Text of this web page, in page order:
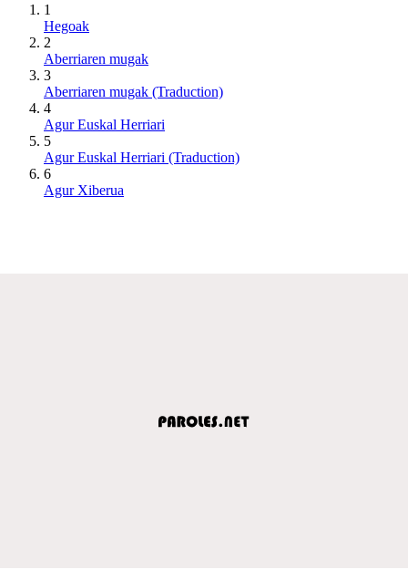
1
Hegoak
2
Aberriaren mugak
3
Aberriaren mugak (Traduction)
4
Agur Euskal Herriari
5
Agur Euskal Herriari (Traduction)
6
Agur Xiberua